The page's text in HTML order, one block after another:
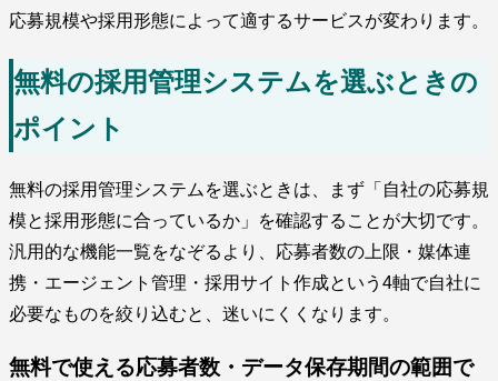
応募規模や採用形態によって適するサービスが変わります。
無料の採用管理システムを選ぶときの
ポイント
無料の採用管理システムを選ぶときは、まず「自社の応募規
模と採用形態に合っているか」を確認することが大切です。
汎用的な機能一覧をなぞるより、応募者数の上限・媒体連
携・エージェント管理・採用サイト作成という4軸で自社に
必要なものを絞り込むと、迷いにくくなります。
無料で使える応募者数・データ保存期間の範囲で